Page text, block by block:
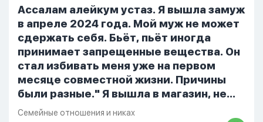
является Единым Богом и не
принимает слова и контекст игры в
серьез, относиться к игре только как к
развлечению и...
Ассалам алейкум устаз. Я вышла замуж
в апреле 2024 года. Мой муж не может
сдержать себя. Бьёт, пьёт иногда
принимает запрещенные вещества. Он
стал избивать меня уже на первом
месяце совместной жизни. Причины
были разные." Я вышла в магазин, не
помыла вовремя посуду, не
Семейные отношения и никах